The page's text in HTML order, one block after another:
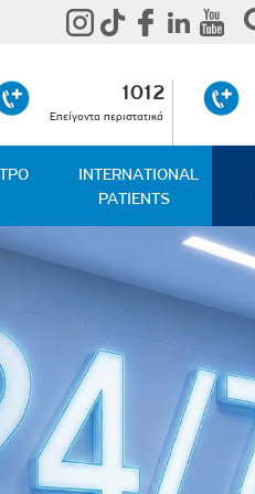
1012
Επείγοντα περιστατικά
INTERNATIONAL
PATIENTS